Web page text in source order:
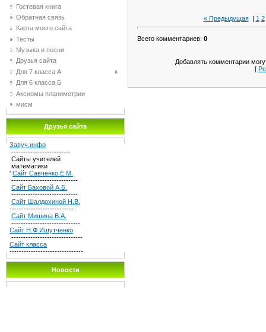
Гостевая книга
Обратная связь
Карта моего сайта
Тесты
Музыка и песни
Друзья сайта
Для 7 класса А
Для 6 класса Б
Аксиомы планиметрии
мисм
Друзья сайта
Завуч.инфо
-------------------------
Сайты учителей
математики
' Сайт Савченко Е.М.
----------------------------
Сайт Баховой А.Б.
----------------------------
Сайт Шалдохиной Н.В.
---------------------------
Сайт Мишина В.А.
-----------------------------
Сайт Н.Ф.Ишутченко
------------------------------
Сайт класса
-------------------------------
Новости
« Предыдущая| 1 2
Всего комментариев: 0
Добавлять комментарии
[